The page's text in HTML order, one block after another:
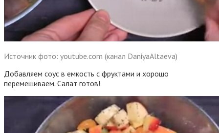
Источник фото: youtube.com (канал DaniyaAltaeva)
Добавляем соус в емкость с фруктами и хорошо
перемешиваем. Салат готов!